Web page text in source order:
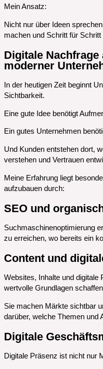
Mein Ansatz:
Nicht nur über Ideen
machen und Schritt für Schritt
Digitale
moderner
In der heutigen Zeit beginnt
Sichtbarkeit.
Eine gute Idee benötigt
Ein gutes Unternehmen
Und Kunden entstehen dort,
verstehen und Vertrauen
Meine Erfahrung liegt
aufzubauen durch:
SEO und
Suchmaschinenoptimierung
zu erreichen, wo bereits ein
Content und
Websites, Inhalte und digitale
wertvolle Grundlagen
Sie machen Märkte sichtbar
darüber, welche Themen und
Digitale
Digitale Präsenz ist nicht nur